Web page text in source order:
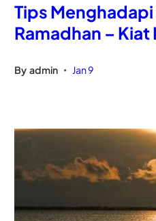
Tips Menghadapi
Ramadhan –
By admin • Jan 9